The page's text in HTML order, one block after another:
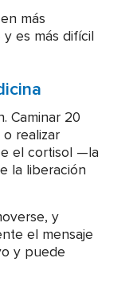
más
es más difícil
Caminar 20
realizar
el cortisol —la
la liberación
y
el mensaje
y puede